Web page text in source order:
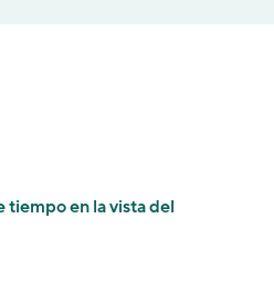
tiempo en la vista del